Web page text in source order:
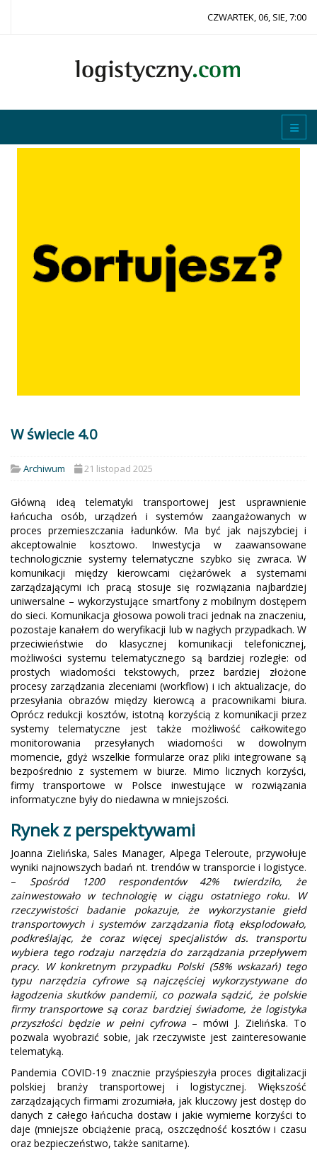
CZWARTEK, 06, SIE, 7:00
W świecie 4.0
Archiwum 21 listopad 2025
Główną ideą telematyki transportowej jest usprawnienie
łańcucha osób, urządzeń i systemów zaangażowanych w
proces przemieszczania ładunków. Ma być jak najszybciej i
akceptowalnie kosztowo. Inwestycja w zaawansowane
technologicznie systemy telematyczne szybko się zwraca. W
komunikacji między kierowcami ciężarówek a systemami
zarządzającymi ich pracą stosuje się rozwiązania najbardziej
uniwersalne – wykorzystujące smartfony z mobilnym dostępem
do sieci. Komunikacja głosowa powoli traci jednak na znaczeniu,
pozostaje kanałem do weryfikacji lub w nagłych przypadkach. W
przeciwieństwie do klasycznej komunikacji telefonicznej,
możliwości systemu telematycznego są bardziej rozległe: od
prostych wiadomości tekstowych, przez bardziej złożone
procesy zarządzania zleceniami (workflow) i ich aktualizacje, do
przesyłania obrazów między kierowcą a pracownikami biura.
Oprócz redukcji kosztów, istotną korzyścią z komunikacji przez
systemy telematyczne jest także możliwość całkowitego
monitorowania przesyłanych wiadomości w dowolnym
momencie, gdyż wszelkie formularze oraz pliki integrowane są
bezpośrednio z systemem w biurze. Mimo licznych korzyści,
firmy transportowe w Polsce inwestujące w rozwiązania
informatyczne były do niedawna w mniejszości.
Rynek z perspektywami
Joanna Zielińska, Sales Manager, Alpega Teleroute, przywołuje
wyniki najnowszych badań nt. trendów w transporcie i logistyce.
– Spośród 1200 respondentów 42% twierdziło, że
zainwestowało w technologię w ciągu ostatniego roku. W
rzeczywistości badanie pokazuje, że wykorzystanie giełd
transportowych i systemów zarządzania flotą eksplodowało,
podkreślając, że coraz więcej specjalistów ds. transportu
wybiera tego rodzaju narzędzia do zarządzania przepływem
pracy. W konkretnym przypadku Polski (58% wskazań) tego
typu narzędzia cyfrowe są najczęściej wykorzystywane do
łagodzenia skutków pandemii, co pozwala sądzić, że polskie
firmy transportowe są coraz bardziej świadome, że logistyka
przyszłości będzie w pełni cyfrowa– mówi J. Zielińska. To
pozwala wyobrazić sobie, jak rzeczywiste jest zainteresowanie
telematyką.
Pandemia COVID-19 znacznie przyśpieszyła proces digitalizacji
polskiej branży transportowej i logistycznej. Większość
zarządzających firmami zrozumiała, jak kluczowy jest dostęp do
danych z całego łańcucha dostaw i jakie wymierne korzyści to
daje (mniejsze obciążenie pracą, oszczędność kosztów i czasu
oraz bezpieczeństwo, także sanitarne).